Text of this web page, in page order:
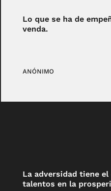
Lo que se ha de
venda.
ANÓNIMO
La adversidad tiene
talentos en la